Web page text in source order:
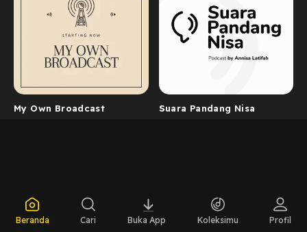
My Own Broadcast Suara Pandang Nisa
Beranda Cari Buka App Koleksimu Profil